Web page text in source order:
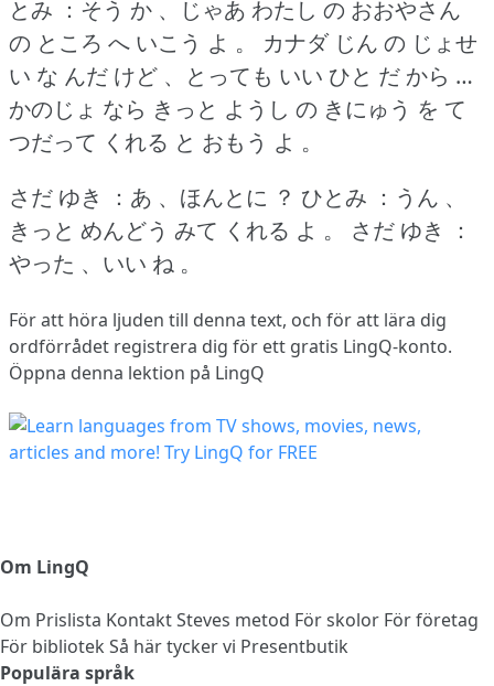
とみ ：そう か 、じゃあ わたし の おおやさん
の ところ へ いこう よ 。
カナダ じん の じょせ
い な んだ けど 、とっても いい ひと だ から …
かのじょ なら きっと ようし の きにゅう を て
つだって くれる と おもう よ 。
さだ ゆき ：あ 、ほんとに ？ ひとみ ：うん 、
きっと めんどう みて くれる よ 。
さだ ゆき ：
やった 、いい ね 。
För att höra ljuden till denna text, och för att lära dig
ordförrådet registrera dig för ett gratis LingQ-konto.
Öppna denna lektion på LingQ
Om LingQ
Om Prislista KontaktSteves metod För skolor För företag
För bibliotek Så här tycker vi Presentbutik
Populära språk